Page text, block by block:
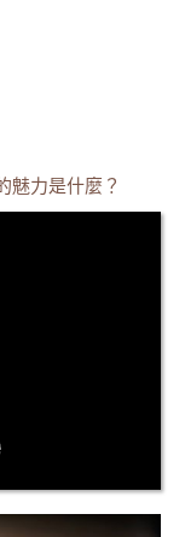
魅力是什麼？